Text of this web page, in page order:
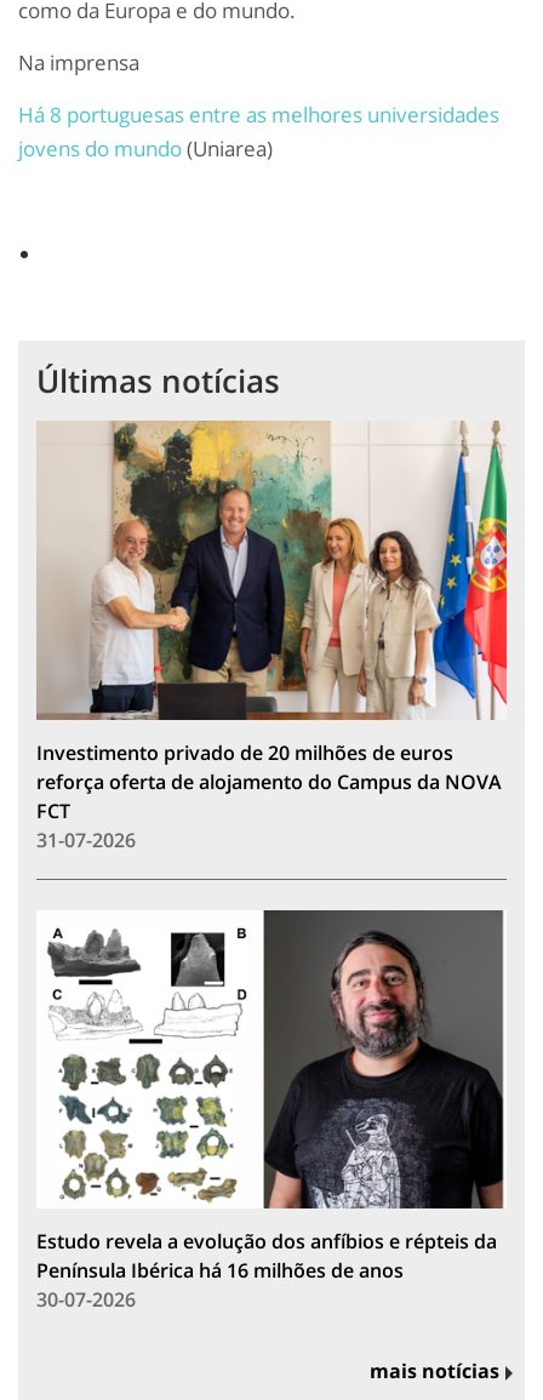
como da Europa e do mundo.
Na imprensa
Há 8 portuguesas entre as melhores universidades
jovens do mundo(Uniarea)
Últimas notícias
Investimento privado de 20 milhões de euros
reforça oferta de alojamento do Campus da NOVA
FCT
31-07-2026
Estudo revela a evolução dos anfíbios e répteis da
Península Ibérica há 16 milhões de anos
30-07-2026
mais notícias